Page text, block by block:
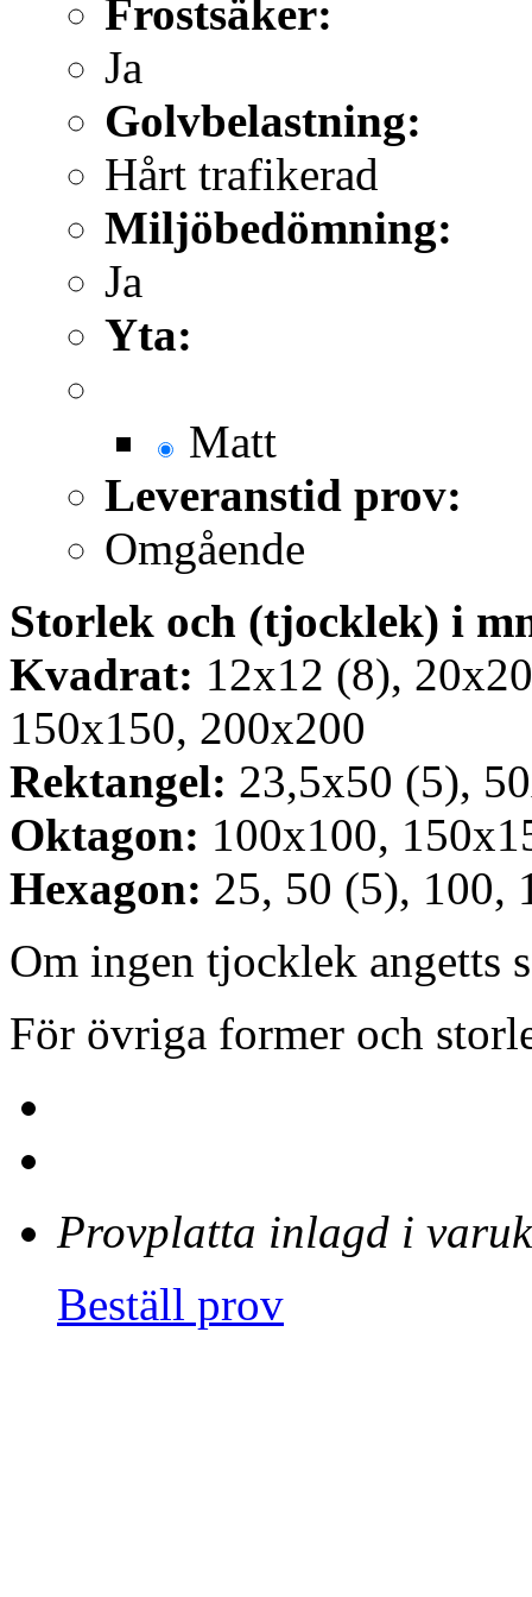
Frostsäker:
Ja
Golvbelastning:
Hårt trafikerad
Miljöbedömning:
Ja
Yta:
Matt
Leveranstid prov:
Omgående
Storlek och (tjocklek) i
Kvadrat: 12x12 (8),
150x150, 200x200
Rektangel: 23,5x50 (5),
Oktagon: 100x100,
Hexagon: 25, 50 (5), 100,
Om ingen tjocklek angetts
För övriga former och
Provplatta inlagd i
Beställ prov